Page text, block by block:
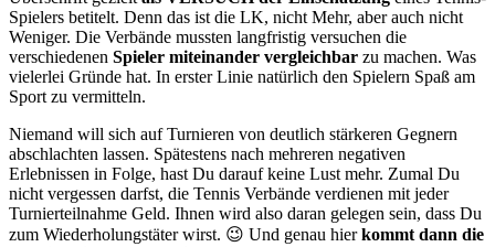
Spielers betitelt. Denn das ist die LK, nicht Mehr, aber auch nicht
Weniger. Die Verbände mussten langfristig versuchen die
verschiedenen Spieler miteinander vergleichbar zu machen. Was
vielerlei Gründe hat. In erster Linie natürlich den Spielern Spaß am
Sport zu vermitteln.
Niemand will sich auf Turnieren von deutlich stärkeren Gegnern
abschlachten lassen. Spätestens nach mehreren negativen
Erlebnissen in Folge, hast Du darauf keine Lust mehr. Zumal Du
nicht vergessen darfst, die Tennis Verbände verdienen mit jeder
Turnierteilnahme Geld. Ihnen wird also daran gelegen sein, dass Du
zum Wiederholungstäter wirst. 😉 Und genau hierkommt dann die